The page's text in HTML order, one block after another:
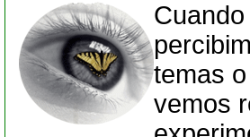
temas
vemos